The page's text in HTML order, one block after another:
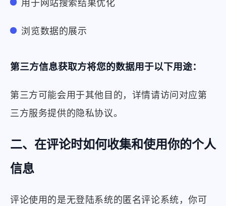
用于网站搜索结果优化
浏览数据的展示
第三方信息获取方将您的数据用于以下用途：
第三方可能会用于其他目的，详情请访问对应第
三方服务提供的隐私协议。
二、在评论时如何收集和使用你的个人
信息
评论使用的是无登陆系统的匿名评论系统，你可